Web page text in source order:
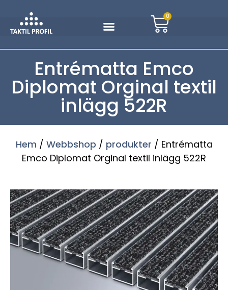
0
Entrématta Emco
Diplomat Orginal textil
inlägg 522R
Hem / Webbshop / produkter / Entrématta
Emco Diplomat Orginal textil inlägg 522R